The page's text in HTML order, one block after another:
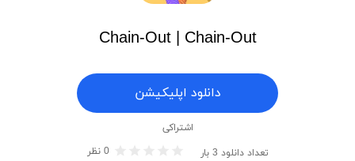
Chain-Out | Chain-Out
دانلود اپلیکیشن
اشتراکی
تعداد دانلود 3 بار 0 نظر